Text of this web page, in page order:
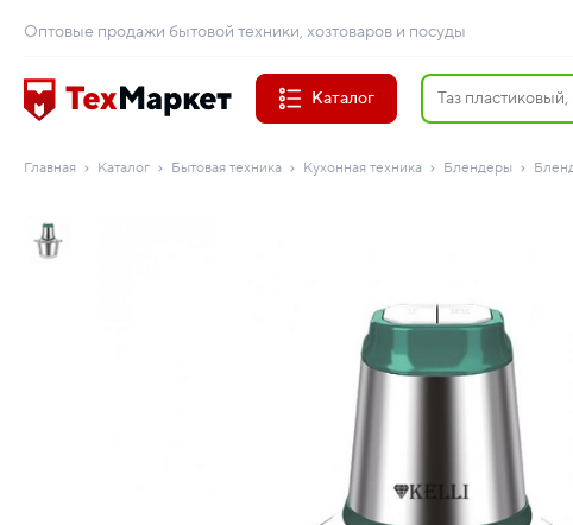
Оптовые продажи бытовой техники, хозтоваров и посуды
Каталог
Главная Каталог Бытовая техника Кухонная техника Блендеры